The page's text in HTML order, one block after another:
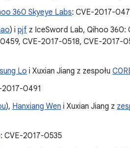
360 Skyeye Labs: CVE-2017-
) i pjf z IceSword Lab, Qihoo
CVE-2017-0518, CVE-2017-
Lo i Xuxian Jiang z zespołu
2017-0491
), Hanxiang Wen i Xuxian Jiang z
CVE-2017-0535